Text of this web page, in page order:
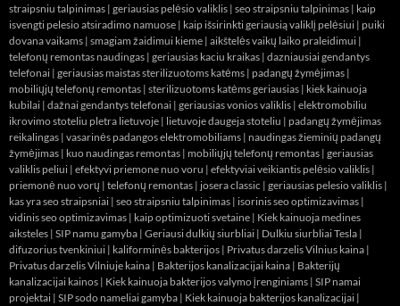
straipsniu talpinimas | geriausias pelėsio valiklis | seo straipsniu talpinimas | kaip
isvengti pelesio atsiradimo namuose | kaip išsirinkti geriausią valiklį pelėsiui | puiki
dovana vaikams | smagiam žaidimui kieme | aikštelės vaikų laiko praleidimui |
telefonų remontas naudingas | geriausias kaciu kraikas | dazniausiai gendantys
telefonai | geriausias maistas sterilizuotoms katėms | padangų žymėjimas |
mobiliųjų telefonų remontas | sterilizuotoms katėms geriausias | kiek kainuoja
kubilai | dažnai gendantys telefonai | geriausias vonios valiklis | elektromobiliu
ikrovimo stoteliu pletra lietuvoje | lietuvoje daugeja stoteliu | padangų žymėjimas
reikalingas | vasarinės padangos elektromobiliams | naudingas žieminių padangų
žymėjimas | kuo naudingas remontas | mobiliųjų telefonų remontas | geriausias
valiklis peliui | efektyvi priemone nuo voru | efektyviai veikiantis pelėsio valiklis |
priemonė nuo vorų | telefonų remontas | josera classic | geriausias pelesio valiklis |
kas yra seo straipsniai | seo straipsniu talpinimas | isorinis seo optimizavimas |
vidinis seo optimizavimas | kaip optimizuoti svetaine | Kiek kainuoja medines
aiksteles | SIP namu gamyba | Geriausi dulkių siurbliai | Dulkiu siurbliai Tesla |
difuzorius tvenkiniui | kaliforminės bakterijos | Privatus darzelis Vilnius kaina |
Privatus darzelis Vilniuje kaina | Bakterijos kanalizacijai kaina | Bakterijų
kanalizacijai kainos | Kiek kainuoja bakterijos valymo įrenginiams | SIP namai
projektai | SIP sodo nameliai gamyba | Kiek kainuoja bakterijos kanalizacijai |